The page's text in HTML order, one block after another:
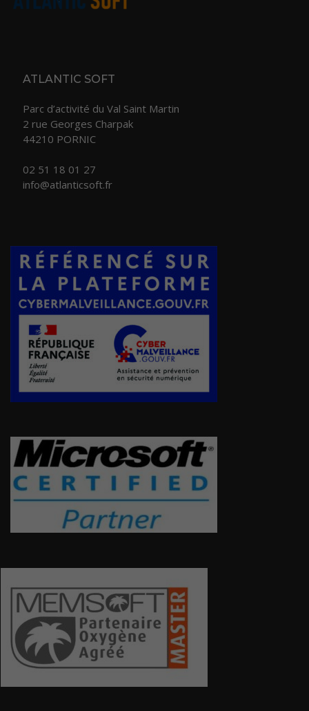
ATLANTIC SOFT
Parc d’activité du Val Saint Martin
2 rue Georges Charpak
44210 PORNIC
02 51 18 01 27
info@atlanticsoft.fr